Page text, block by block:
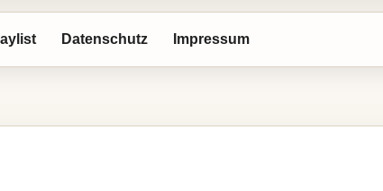
Datenschutz Impressum